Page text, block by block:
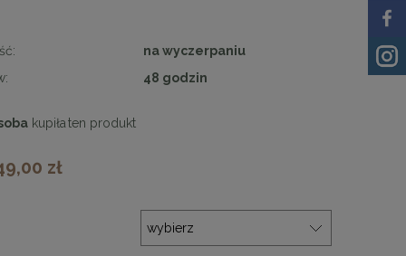
na wyczerpaniu
48 godzin
kupiła ten produkt
zł